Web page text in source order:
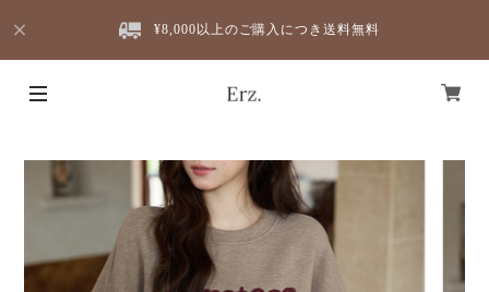
¥8,000以上のご購入につき送料無料